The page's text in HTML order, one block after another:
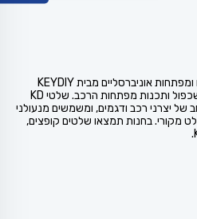
מציעה שלטים ומפתחות אוניברסליים מבית KEYDIY
(KD), מהמותגים המובילים בתחום שכפול ותכנות מפתחות הרכב. שלטי KD
של יצרני רכב ודגמים, ומשמשים מנעולני
מקורי. בחנות תמצאו שלטים קופצים,